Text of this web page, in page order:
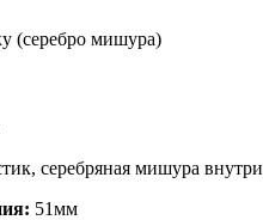
(серебро мишура)
серебряная мишура внутри
51мм